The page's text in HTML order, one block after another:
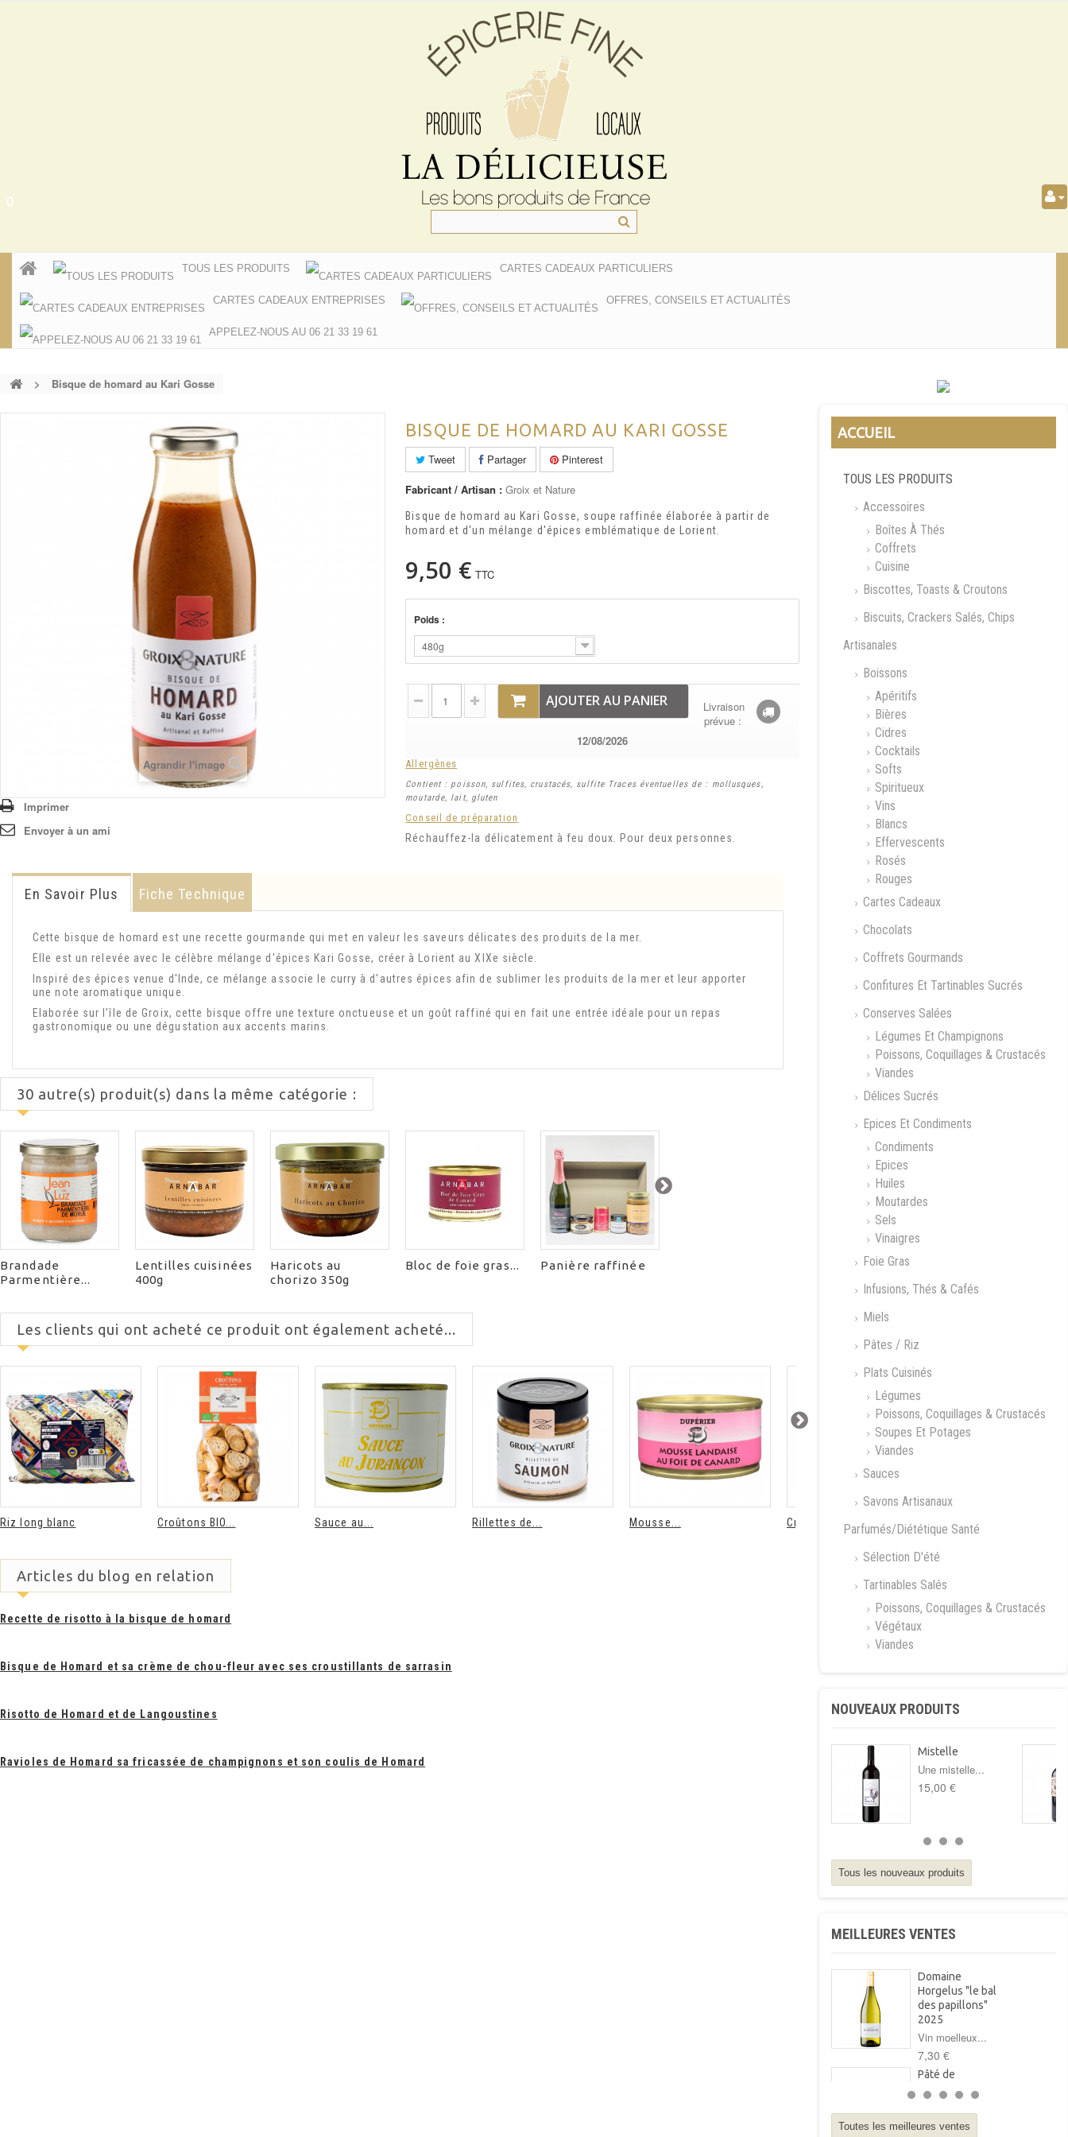
0
TOUS LES PRODUITS CARTES CADEAUX PARTICULIERS
CARTES CADEAUX ENTREPRISES OFFRES, CONSEILS ET ACTUALITÉS
APPELEZ-NOUS AU 06 21 33 19 61
> Bisque de homard au Kari Gosse
Agrandir l'image
Imprimer
Envoyer à un ami
BISQUE DE HOMARD AU KARI GOSSE
Tweet Partager
Pinterest
Fabricant / Artisan : Groix et Nature
Bisque de homard au Kari Gosse, soupe raffinée élaborée à partir de
homard et d'un mélange d'épices emblématique de Lorient.
9,50 € TTC
Poids :
480g
AJOUTER AU PANIER
Livraison
prévue :
12/08/2026
Allergènes
Contient : poisson, sulfites, crustacés, sulfite Traces éventuelles de : mollusques,
moutarde, lait, gluten
Conseil de préparation
Réchauffez-la délicatement à feu doux. Pour deux personnes.
En Savoir Plus Fiche Technique
Cette bisque de homard est une recette gourmande qui met en valeur les saveurs délicates des produits de la mer.
Elle est un relevée avec le célèbre mélange d'épices Kari Gosse, créer à Lorient au XIXe siècle.
Inspiré des épices venue d'Inde, ce mélange associe le curry à d'autres épices afin de sublimer les produits de la mer et leur apporter
une note aromatique unique.
Elaborée sur l'île de Groix, cette bisque offre unetexture onctueuse et un goût raffiné qui en fait une entrée idéale pour un repas
gastronomique ou une dégustation aux accents marins.
30 autre(s) produit(s) dans la même catégorie :
Brandade
Parmentière...
Lentilles cuisinées
400g
Haricots au
chorizo 350g
Bloc de foie gras... Panière raffinée
Rhum Gold Moon
Les clients qui ont acheté ce produit ont également acheté...
Riz long blanc Croûtons BIO... Sauce au... Rillettes de... Mousse... Croûtons BIO... Confit de...
Articles du blog en relation
Recette de risotto à la bisque de homard
Bisque de Homard et sa crème de chou-fleur avec ses croustillants de sarrasin
Risotto de Homard et de Langoustines
Ravioles de Homard sa fricassée de champignons et son coulis de Homard
ACCUEIL
TOUS LES PRODUITS
Accessoires
Boîtes À Thés
Coffrets
Cuisine
Biscottes, Toasts & Croutons
Biscuits, Crackers Salés, Chips
Artisanales
Boissons
Apéritifs
Bières
Cidres
Cocktails
Softs
Spiritueux
Vins
Blancs
Effervescents
Rosés
Rouges
Cartes Cadeaux
Chocolats
Coffrets Gourmands
Confitures Et Tartinables Sucrés
Conserves Salées
Légumes Et Champignons
Poissons, Coquillages & Crustacés
Viandes
Délices Sucrés
Epices Et Condiments
Condiments
Epices
Huiles
Moutardes
Sels
Vinaigres
Foie Gras
Infusions, Thés & Cafés
Miels
Pâtes / Riz
Plats Cuisinés
Légumes
Poissons, Coquillages & Crustacés
Soupes Et Potages
Viandes
Sauces
Savons Artisanaux
Parfumés/Diététique Santé
Sélection D'été
Tartinables Salés
Poissons, Coquillages & Crustacés
Végétaux
Viandes
NOUVEAUX PRODUITS
Mistelle
Une mistelle...
15,00 €
Tous les nouveaux produits
MEILLEURES VENTES
Domaine
Horgelus "le bal
des papillons"
2025
Vin moelleux...
7,30 €
Pâté de
campagne au foie
gras Arnabar
125g
Toutes les meilleures ventes